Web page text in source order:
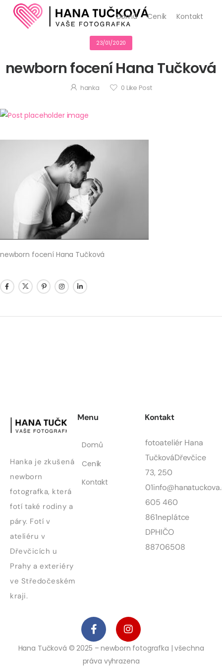
Domů Ceník Kontakt
23/01/2020
newborn focení Hana Tučková
hanka 0 Like Post
newborn focení Hana Tučková
Hanka je zkušená
newborn
fotografka, která
fotí také rodiny a
páry. Fotí v
ateliéru v
Dřevčicích u
Prahy a exteriéry
ve Středočeském
kraji.
Menu
Domů
Ceník
Kontakt
Kontakt
fotoateliér Hana
TučkováDřevčice
73, 250
01
605 460
861neplátce
DPHIČO
88706508
Hana Tučková © 2025 – newborn fotografka | všechna
práva vyhrazena